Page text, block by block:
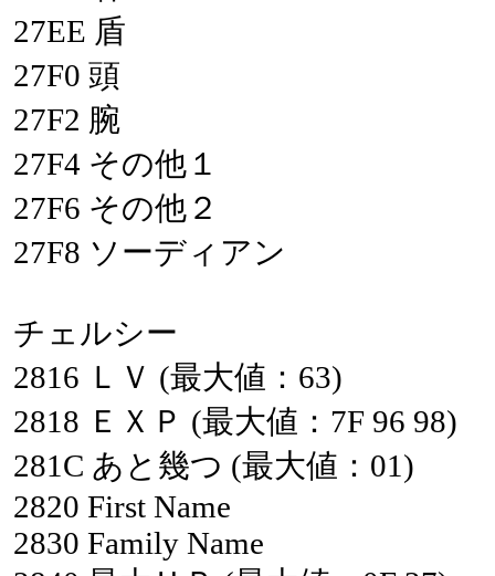
27EE 盾
27F0 頭
27F2 腕
27F4 その他１
27F6 その他２
27F8 ソーディアン
チェルシー
2816 ＬＶ (最大値：63)
2818 ＥＸＰ (最大値：7F 96 98)
281C あと幾つ (最大値：01)
2820 First Name
2830 Family Name